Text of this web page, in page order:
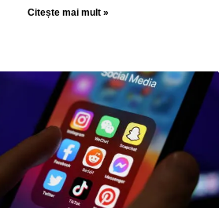
Citește mai mult »